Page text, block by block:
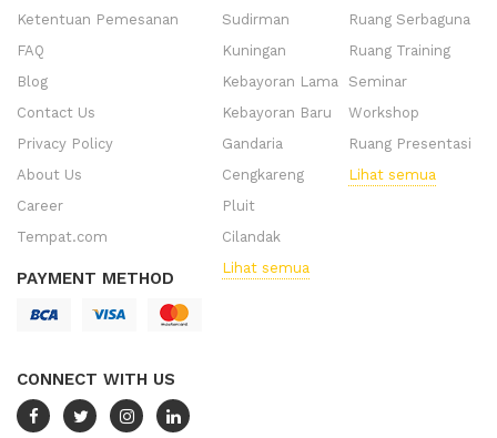
Ketentuan Pemesanan
FAQ
Blog
Contact Us
Privacy Policy
About Us
Career
Tempat.com
PAYMENT METHOD
CONNECT WITH US
Sudirman
Kuningan
Kebayoran Lama
Kebayoran Baru
Gandaria
Cengkareng
Pluit
Cilandak
Lihat semua
Ruang Serbaguna
Ruang Training
Seminar
Workshop
Ruang Presentasi
Lihat semua